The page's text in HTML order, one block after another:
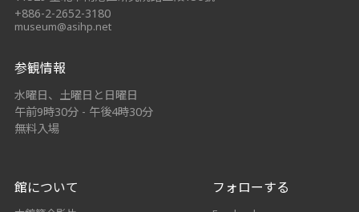
+886-2-2652-3180
museum@asihp.net
参観情報
水曜日、土曜日と日曜日
午前9時30分 - 午後4時30分
無料入場
館について フォローする